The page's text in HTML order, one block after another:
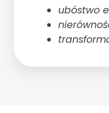
ubóstwo